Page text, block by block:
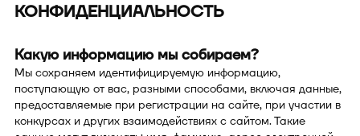
КОНФИДЕНЦИАЛЬНОСТЬ
Какую информацию мы собираем?
Мы сохраняем идентифицируемую информацию,
поступающую от вас, разными способами, включая данные,
предоставляемые при регистрации на сайте, при участии в
конкурсах и других взаимодействиях с сайтом. Такие